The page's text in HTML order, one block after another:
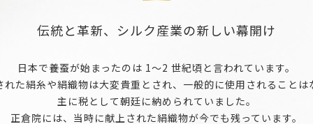
伝統と革新、シルク産業の新しい幕開け
日本で養蚕が始まったのは 1～2 世紀頃と言われています。
れた絹糸や絹織物は大変貴重とされ、一般的に使用されることは
主に税として朝廷に納められていました。
正倉院には、当時に献上された絹織物が今でも残っています。